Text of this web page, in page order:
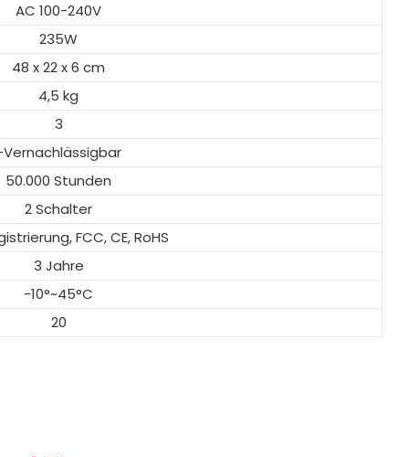
AC 100-240V
235W
48 x 22 x 6 cm
4,5 kg
3
50.000 Stunden
2 Schalter
FCC, CE, RoHS
3 Jahre
-10°~45°C
20